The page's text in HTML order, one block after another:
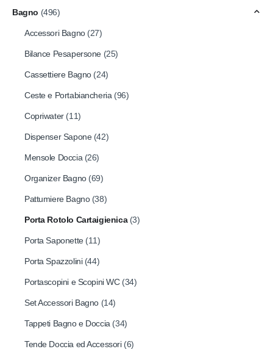
Bagno (496)
Accessori Bagno (27)
Bilance Pesapersone (25)
Cassettiere Bagno (24)
Ceste e Portabiancheria (96)
Copriwater (11)
Dispenser Sapone (42)
Mensole Doccia (26)
Organizer Bagno (69)
Pattumiere Bagno (38)
Porta Rotolo Cartaigienica (3)
Porta Saponette (11)
Porta Spazzolini (44)
Portascopini e Scopini WC (34)
Set Accessori Bagno (14)
Tappeti Bagno e Doccia (34)
Tende Doccia ed Accessori (6)